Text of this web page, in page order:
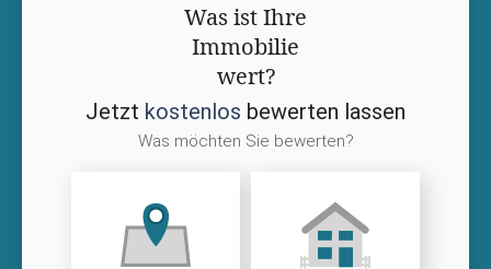
Was ist Ihre
Immobilie
wert?
Jetzt kostenlos bewerten lassen
Was möchten Sie bewerten?